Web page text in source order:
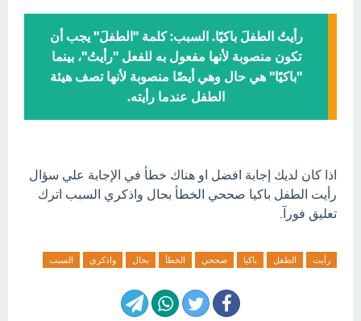
رأيتُ الطفلَ باكيًا. السبب: كلمة "الطفلَ" يجب أن
تكون منصوبة لأنها مفعول به للفعل "رأيتُ"، بينما
"باكيًا" هي حال وهي أيضًا منصوبة لأنها تصف هيئة
الطفل عندما رأيته.
اذا كان لديك إجابة افضل او هناك خطأ في الإجابة علي سؤال
رأيت الطفل باكيا صححي الخطأ بحال واذكري السبب اترك
تعليق فورآ.
رأيت الطفل باكيا صححي الخطأ بحال واذكري السبب